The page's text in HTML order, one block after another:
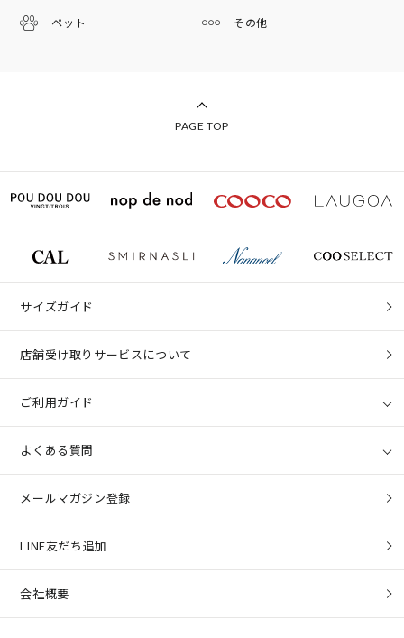
ペット その他
PAGE TOP
サイズガイド
店舗受け取りサービスについて
ご利用ガイド
よくある質問
メールマガジン登録
LINE友だち追加
会社概要